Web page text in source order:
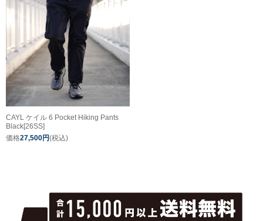
CAYL ケイル 6 Pocket Hiking Pants
Black[26SS]
価格27,500円(税込)